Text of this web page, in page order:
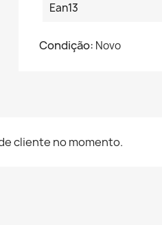
Ean13
Condição: Novo
cliente no momento.